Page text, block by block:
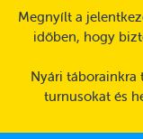
Skip to main content
Megnyílt a
időben, hogy
Nyári táborainkra
turnusokat és